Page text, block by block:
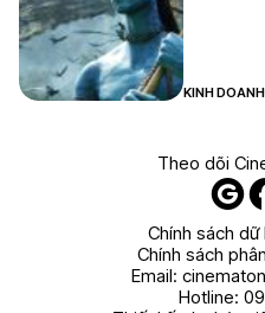
KINH DOANH
Theo dõi
Chính sách dữ
Chính sách
Email:
Hotline: